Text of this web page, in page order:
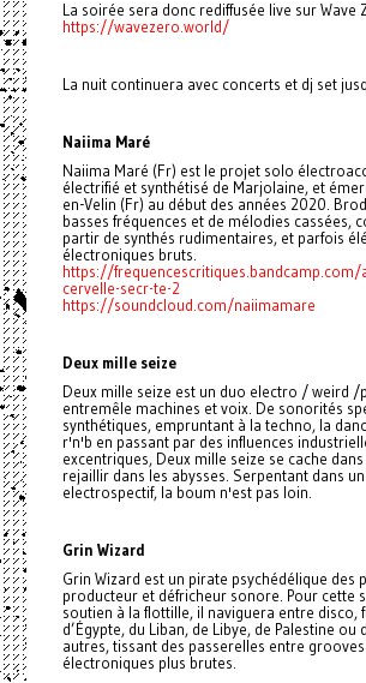
La soirée sera donc rediffusée live sur Wave
https://wavezero.world/
La nuit continuera avec concerts et dj set
Naiima Maré
Naiima Maré (Fr) est le projet solo
électrifié et synthétisé de Marjolaine, et
en-Velin (Fr) au début des années 2020.
basses fréquences et de mélodies cassées,
partir de synthés rudimentaires, et parfois
électroniques bruts.
https://
cervelle-secr-te-2
https://soundcloud.com/naiimamare
Deux mille seize
Deux mille seize est un duo electro / weird /
entremêle machines et voix. De sonorités
synthétiques, empruntant à la techno, la
r'n'b en passant par des influences
excentriques, Deux mille seize se cache
rejaillir dans les abysses. Serpentant dans
electrospectif, la boum n'est pas loin.
Grin Wizard
Grin Wizard est un pirate psychédélique des
producteur et défricheur sonore. Pour cette
soutien à la flottille, il naviguera entre disco,
d’Égypte, du Liban, de Libye, de Palestine ou
autres, tissant des passerelles entre
électroniques plus brutes.